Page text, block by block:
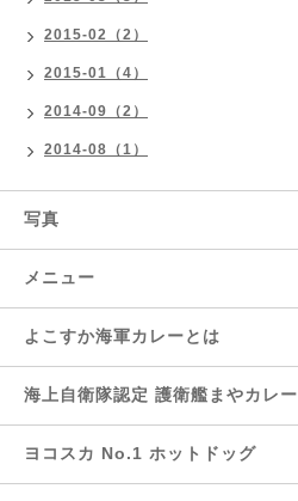
2015-02（2）
2015-01（4）
2014-09（2）
2014-08（1）
写真
メニュー
よこすか海軍カレーとは
海上自衛隊認定 護衛艦まやカレー
ヨコスカ No.1 ホットドッグ